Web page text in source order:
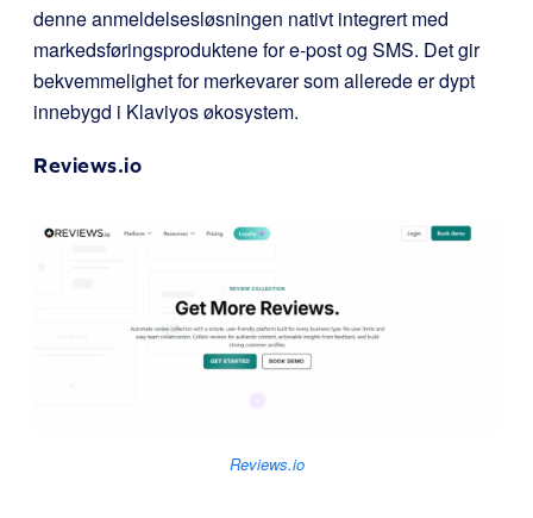
denne anmeldelsesløsningen nativt integrert med
markedsføringsproduktene for e-post og SMS. Det gir
bekvemmelighet for merkevarer som allerede er dypt
innebygd i Klaviyos økosystem.
Reviews.io
Reviews.io